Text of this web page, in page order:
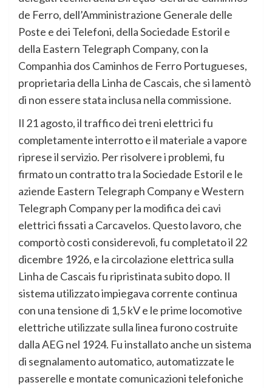
de Ferro, dell’Amministrazione Generale delle
Poste e dei Telefoni, della Sociedade Estoril e
della Eastern Telegraph Company, con la
Companhia dos Caminhos de Ferro Portugueses,
proprietaria della Linha de Cascais, che si lamentò
di non essere stata inclusa nella commissione.
Il 21 agosto, il traffico dei treni elettrici fu
completamente interrotto e il materiale a vapore
riprese il servizio. Per risolvere i problemi, fu
firmato un contratto tra la Sociedade Estoril e le
aziende Eastern Telegraph Company e Western
Telegraph Company per la modifica dei cavi
elettrici fissati a Carcavelos. Questo lavoro, che
comportò costi considerevoli, fu completato il 22
dicembre 1926, e la circolazione elettrica sulla
Linha de Cascais fu ripristinata subito dopo. Il
sistema utilizzato impiegava corrente continua
con una tensione di 1,5 kV e le prime locomotive
elettriche utilizzate sulla linea furono costruite
dalla AEG nel 1924. Fu installato anche un sistema
di segnalamento automatico, automatizzate le
passerelle e montate comunicazioni telefoniche